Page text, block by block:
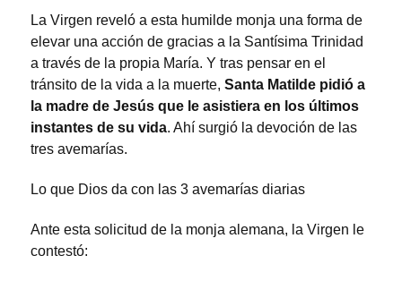
La Virgen reveló a esta humilde monja una forma de
elevar una acción de gracias a la Santísima Trinidad
a través de la propia María. Y tras pensar en el
tránsito de la vida a la muerte, Santa Matilde pidió a
la madre de Jesús que le asistiera en los últimos
instantes de su vida. Ahí surgió la devoción de las
tres avemarías.
Lo que Dios da con las 3 avemarías diarias
Ante esta solicitud de la monja alemana, la Virgen le
contestó: